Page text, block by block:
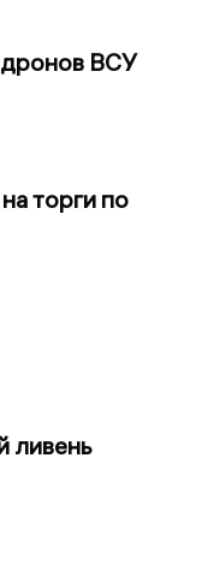
ВСУ
торги по
ливень